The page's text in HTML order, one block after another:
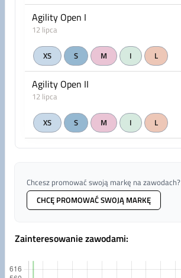
Agility Open I
12 lipca
XS S M I L
Agility Open II
12 lipca
XS S M I L
Chcesz promować swoją markę na zawodach?
CHCĘ PROMOWAĆ SWOJĄ MARKĘ
Zainteresowanie zawodami: